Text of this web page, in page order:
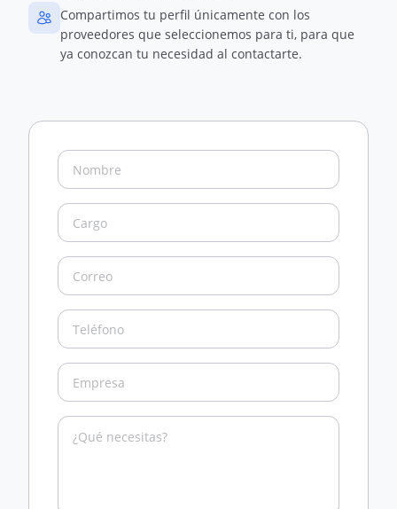
Compartimos tu perfil únicamente con los
proveedores que seleccionemos para ti, para que
ya conozcan tu necesidad al contactarte.